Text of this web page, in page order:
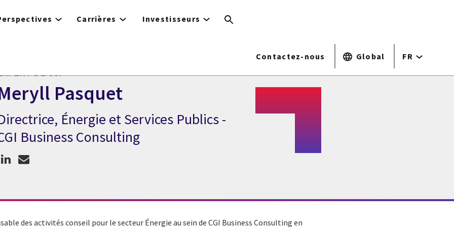
Carrières Investisseurs
Contactez-nous Global FR
DE CGI
Pasquet
de CGI Meryll PasquetÉnergie et Services Publics -
Business Consulting
des activités conseil pour le secteur Énergie au sein de CGI Business Consulting en